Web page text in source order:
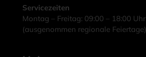
Servicezeiten
Montag – Freitag: 09:00 – 18:00 Uhr
(ausgenommen regionale Feiertage)